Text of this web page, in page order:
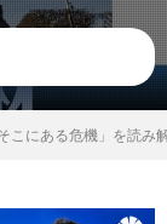
そこにある危機」を読